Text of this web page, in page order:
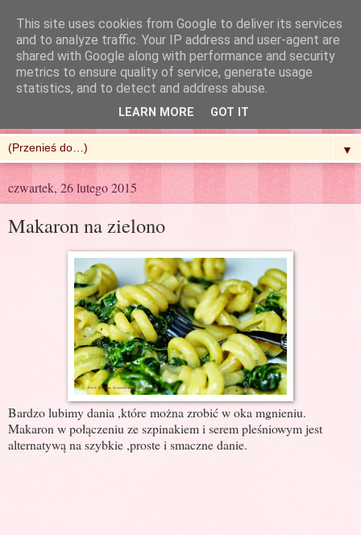
R'n'G Kitchen
▼
czwartek, 26 lutego 2015
Makaron na zielono
Bardzo lubimy dania ,które można zrobić w oka mgnieniu.
Makaron w połączeniu ze szpinakiem i serem pleśniowym jest
alternatywą na szybkie ,proste i smaczne danie.
This site uses cookies from Google to deliver its services
and to analyze traffic. Your IP address and user-agent are
shared with Google along with performance and security
metrics to ensure quality of service, generate usage
statistics, and to detect and address abuse.
LEARN MORE GOT IT